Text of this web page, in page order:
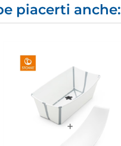
piacerti anche: